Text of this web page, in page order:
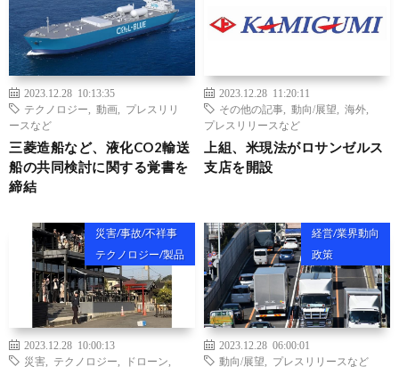
2023.12.28 10:13:35
テクノロジー
動画
プレスリリ
ースなど
三菱造船など、液化CO2輸送
船の共同検討に関する覚書を
締結
2023.12.28 11:20:11
その他の記事
動向/展望 海外
プレスリリースなど
上組、米現法がロサンゼルス
支店を開設
災害/事故/不祥事
テクノロジー/製品
2023.12.28 10:00:13
災害
テクノロジー ドローン
経営/業界動向
政策
2023.12.28 06:00:01
動向/展望
プレスリリースなど